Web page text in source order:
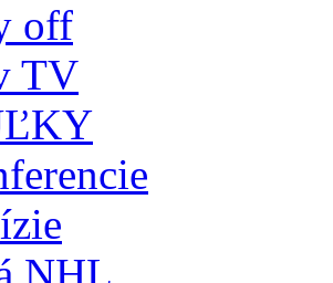
off
TV